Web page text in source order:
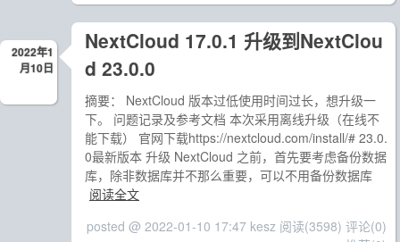
2022年1
月10日
NextCloud 17.0.1 升级到NextClou
d 23.0.0
摘要： NextCloud 版本过低使用时间过长，想升级一
下。 问题记录及参考文档 本次采用离线升级（在线不
能下载） 官网下载https://nextcloud.com/install/# 23.0.
0最新版本 升级 NextCloud 之前，首先要考虑备份数据
库，除非数据库并不那么重要，可以不用备份数据库
阅读全文
posted @ 2022-01-10 17:47 kesz 阅读(3598) 评论(0)